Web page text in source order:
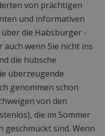
von prächtigen
und informativen
die Habsburger -
auch wenn Sie nicht ins
die hübsche
überzeugende
genommen schon
von den
die im Sommer
sind. Wenn